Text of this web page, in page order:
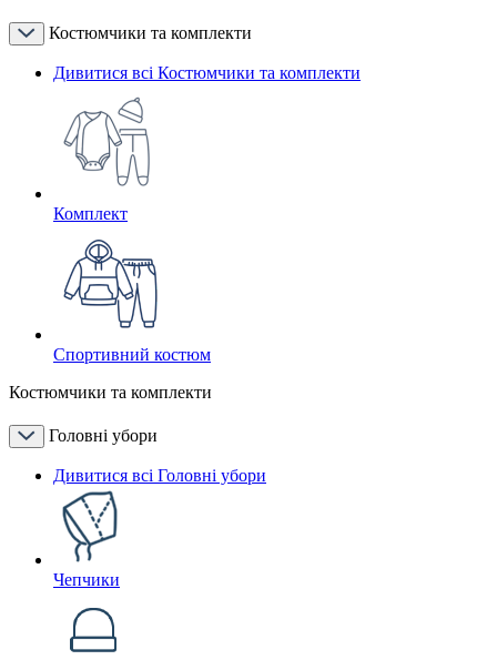
Костюмчики та комплекти
Дивитися всі Костюмчики та комплекти
Комплект
Спортивний костюм
Костюмчики та комплекти
Головні убори
Дивитися всі Головні убори
Чепчики